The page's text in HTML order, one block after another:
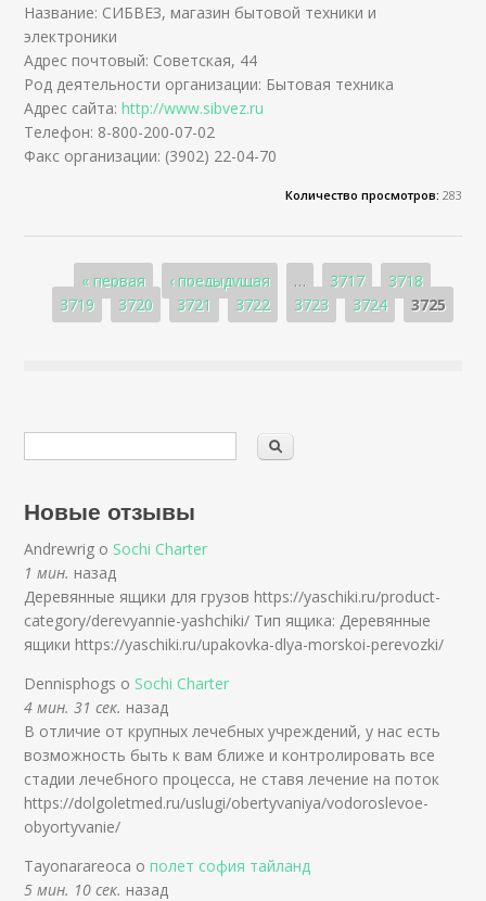
Название: СИБВЕЗ, магазин бытовой техники и
электроники
Адрес почтовый: Советская, 44
Род деятельности организации: Бытовая техника
Адрес сайта:http://www.sibvez.ru
Телефон: 8-800-200-07-02
Факс организации: (3902) 22-04-70
Количество просмотров: 283
Страницы
« первая ‹ предыдущая … 3717
3718
3719
3720 3721 3722 3723 3724 3725
Новые отзывы
Andrewrig о Sochi Charter
1 мин. назад
Деревянные ящики для грузов https://yaschiki.ru/product-
category/derevyannie-yashchiki/ Тип ящика: Деревянные
ящики https://yaschiki.ru/upakovka-dlya-morskoi-perevozki/
Dennisphogs о Sochi Charter
4 мин. 31 сек. назад
В отличие от крупных лечебных учреждений, у нас есть
возможность быть к вам ближе и контролировать все
стадии лечебного процесса, не ставя лечение на поток
https://dolgoletmed.ru/uslugi/obertyvaniya/vodoroslevoe-
obyortyvanie/
Tayonarareoca ополет софия тайланд
5 мин. 10 сек. назад